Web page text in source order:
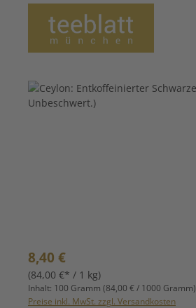
Bildergalerie überspringen
Regulärer Preis:
8,40 €
(84,00 €* / 1 kg)
Inhalt: 100 Gramm (84,00 € / 1000 Gramm)
Preise inkl. MwSt. zzgl. Versandkosten